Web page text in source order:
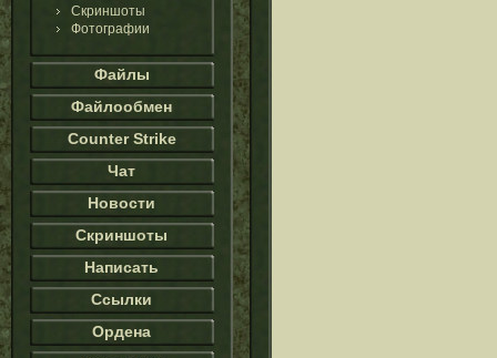
Скриншоты
Фотографии
Файлы
Файлообмен
Counter Strike
Чат
Новости
Скриншоты
Написать
Ссылки
Ордена